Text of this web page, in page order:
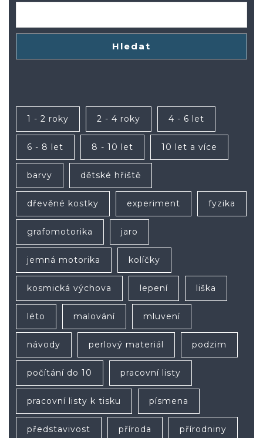
Hledat
1 - 2 roky 2 - 4 roky 4 - 6 let
6 - 8 let 8 - 10 let 10 let a více
barvy dětské hřiště
dřevěné kostky experiment fyzika
grafomotorika jaro
jemná motorika kolíčky
kosmická výchova lepení liška
léto malování mluvení
návody perlový materiál podzim
počítání do 10 pracovní listy
pracovní listy k tisku písmena
představivost příroda přírodniny